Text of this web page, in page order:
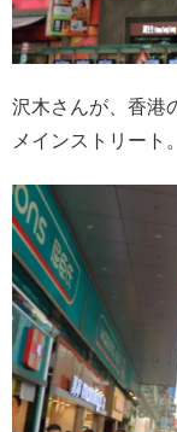
沢木さんが、香港
メインストリート。